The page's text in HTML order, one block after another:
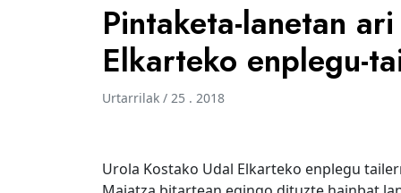
Pintaketa-lanetan
Elkarteko enplegu-
Urtarrilak / 25 . 2018
Urola Kostako Udal Elkarteko enplegu